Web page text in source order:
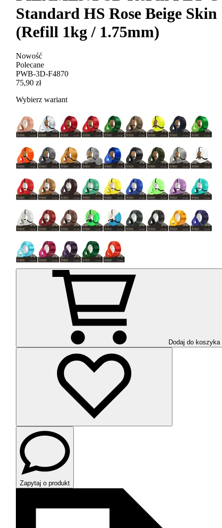
Standard HS Rose Beige Skin
(Refill 1kg / 1.75mm)
Nowość
Polecane
PWB-3D-F4870
75,90 zł
Wybierz wariant
Dodaj do koszyka
Zapytaj o produkt